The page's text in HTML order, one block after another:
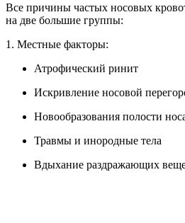
Все причины частых носовых
на две большие группы:
1. Местные факторы:
Атрофический ринит
Искривление носовой
Новообразования полости
Травмы и инородные тела
Вдыхание раздражающих